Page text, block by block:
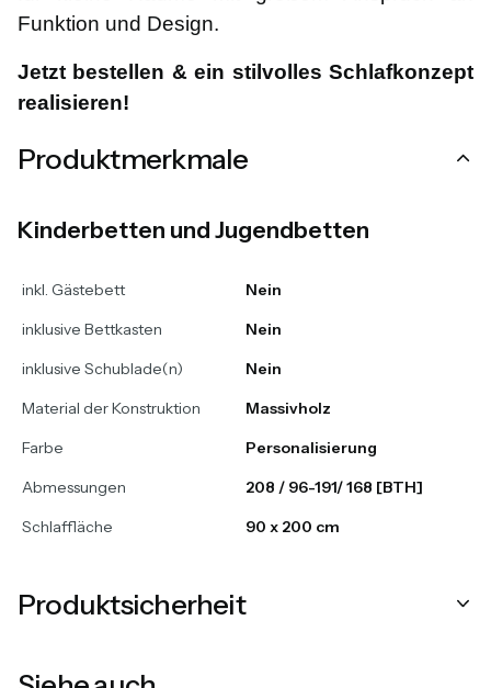
Funktion und Design.
Jetzt bestellen & ein stilvolles Schlafkonzept
realisieren!
Produktmerkmale
Kinderbetten und Jugendbetten
inkl. Gästebett
Nein
inklusive Bettkasten
Nein
inklusive Schublade(n)
Nein
Material der Konstruktion
Massivholz
Farbe
Personalisierung
Abmessungen
208 / 96-191/ 168 [BTH]
Schlaffläche
90 x 200 cm
Produktsicherheit